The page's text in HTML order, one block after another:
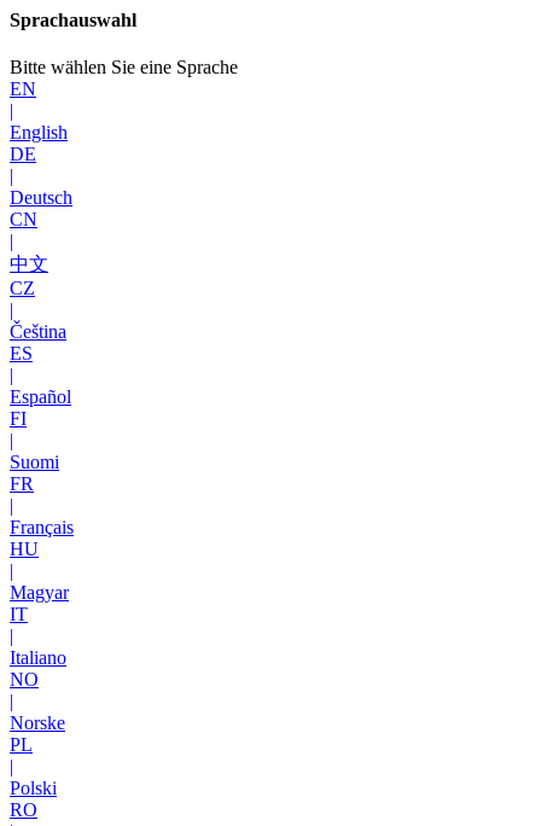
Sprachauswahl
Bitte wählen Sie eine Sprache
EN
|
English
DE
|
Deutsch
CN
|
中文
CZ
|
Čeština
ES
|
Español
FI
|
Suomi
FR
|
Français
HU
|
Magyar
IT
|
Italiano
NO
|
Norske
PL
|
Polski
RO